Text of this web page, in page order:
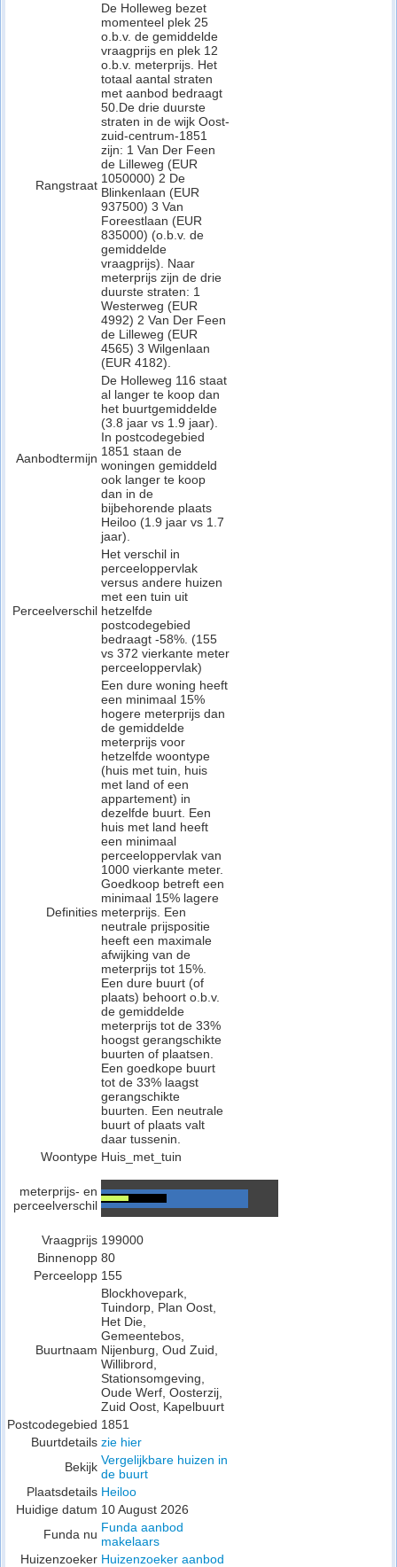
Rangstraat
De Holleweg bezet
momenteel plek 25
o.b.v. de gemiddelde
vraagprijs en plek 12
o.b.v. meterprijs. Het
totaal aantal straten
met aanbod bedraagt
50.De drie duurste
straten in de wijk Oost-
zuid-centrum-1851
zijn: 1 Van Der Feen
de Lilleweg (EUR
1050000) 2 De
Blinkenlaan (EUR
937500) 3 Van
Foreestlaan (EUR
835000) (o.b.v. de
gemiddelde
vraagprijs). Naar
meterprijs zijn de drie
duurste straten: 1
Westerweg (EUR
4992) 2 Van Der Feen
de Lilleweg (EUR
4565) 3 Wilgenlaan
(EUR 4182).
Aanbodtermijn
De Holleweg 116 staat
al langer te koop dan
het buurtgemiddelde
(3.8 jaar vs 1.9 jaar).
In postcodegebied
1851 staan de
woningen gemiddeld
ook langer te koop
dan in de
bijbehorende plaats
Heiloo (1.9 jaar vs 1.7
jaar).
Perceelverschil
Het verschil in
perceeloppervlak
versus andere huizen
met een tuin uit
hetzelfde
postcodegebied
bedraagt -58%. (155
vs 372 vierkante meter
perceeloppervlak)
Definities
Een dure woning heeft
een minimaal 15%
hogere meterprijs dan
de gemiddelde
meterprijs voor
hetzelfde woontype
(huis met tuin, huis
met land of een
appartement) in
dezelfde buurt. Een
huis met land heeft
een minimaal
perceeloppervlak van
1000 vierkante meter.
Goedkoop betreft een
minimaal 15% lagere
meterprijs. Een
neutrale prijspositie
heeft een maximale
afwijking van de
meterprijs tot 15%.
Een dure buurt (of
plaats) behoort o.b.v.
de gemiddelde
meterprijs tot de 33%
hoogst gerangschikte
buurten of plaatsen.
Een goedkope buurt
tot de 33% laagst
gerangschikte
buurten. Een neutrale
buurt of plaats valt
daar tussenin.
Woontype Huis_met_tuin
meterprijs- en
perceelverschil
Vraagprijs 199000
Binnenopp 80
Perceelopp 155
Buurtnaam
Blockhovepark,
Tuindorp, Plan Oost,
Het Die,
Gemeentebos,
Nijenburg, Oud Zuid,
Willibrord,
Stationsomgeving,
Oude Werf, Oosterzij,
Zuid Oost, Kapelbuurt
Postcodegebied 1851
Buurtdetails zie hier
Bekijk Vergelijkbare huizen in
de buurt
Plaatsdetails Heiloo
Huidige datum 10 August 2026
Funda nu Funda aanbod
makelaars
Huizenzoeker Huizenzoeker aanbod